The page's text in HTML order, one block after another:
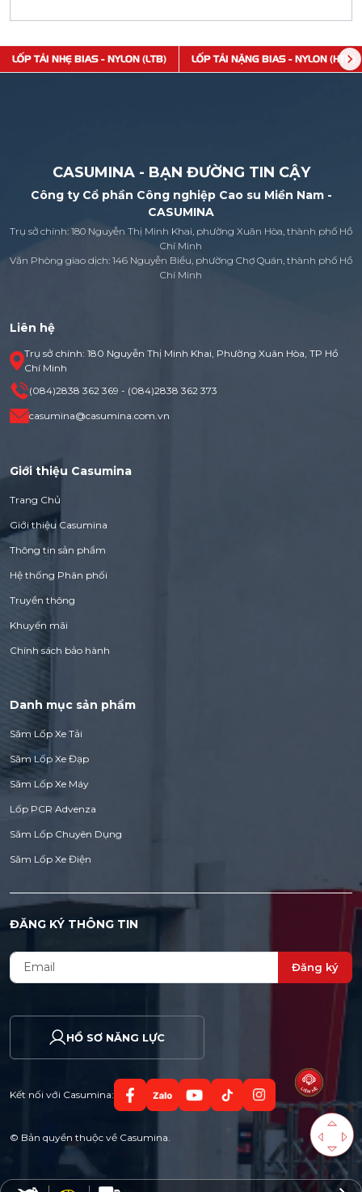
LỐP TẢI NHẸ BIAS - NYLON (LTB) LỐP TẢI NẶNG BIAS - NYLON (HTB)
CASUMINA - BẠN ĐƯỜNG TIN CẬY
Công ty Cổ phần Công nghiệp Cao su Miền Nam -
CASUMINA
Trụ sở chính: 180 Nguyễn Thị Minh Khai, phường Xuân Hòa, thành phố Hồ
Chí Minh
Văn Phòng giao dịch: 146 Nguyễn Biểu, phường Chợ Quán, thành phố Hồ
Chí Minh
Liên hệ
Trụ sở chính: 180 Nguyễn Thị Minh Khai, Phường Xuân Hòa, TP Hồ
Chí Minh
(084)2838 362 369 - (084)2838 362 373
casumina@casumina.com.vn
Giới thiệu Casumina
Trang Chủ
Giới thiệu Casumina
Thông tin sản phẩm
Hệ thống Phân phối
Truyền thông
Khuyến mãi
Chính sách bảo hành
Danh mục sản phẩm
Săm Lốp Xe Tải
Săm Lốp Xe Đạp
Săm Lốp Xe Máy
Lốp PCR Advenza
Săm Lốp Chuyên Dụng
Săm Lốp Xe Điện
ĐĂNG KÝ THÔNG TIN
Đăng ký
HỒ SƠ NĂNG LỰC
Kết nối với Casumina:
© Bản quyền thuộc về Casumina.